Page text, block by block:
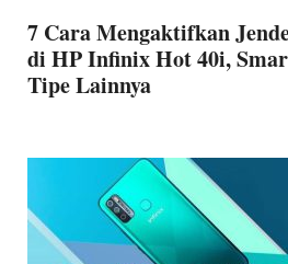
7 Cara Mengaktifkan
di HP Infinix Hot 40i,
Tipe Lainnya